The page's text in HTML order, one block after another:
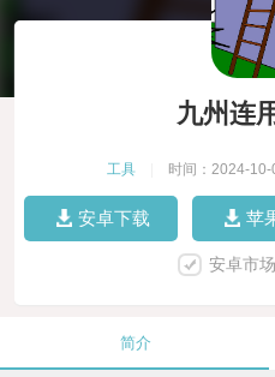
九州连
工具 时间：2024-10-
安卓下载 苹
安卓市
简介